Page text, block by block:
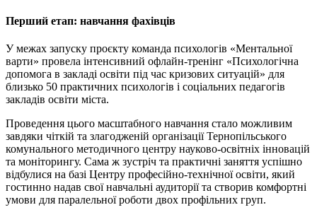
Перший етап: навчання фахівців
У межах запуску проєкту команда психологів «Ментальної
варти» провела інтенсивний офлайн-тренінг «Психологічна
допомога в закладі освіти під час кризових ситуацій» для
близько 50 практичних психологів і соціальних педагогів
закладів освіти міста.
Проведення цього масштабного навчання стало можливим
завдяки чіткій та злагодженій організації Тернопільського
комунального методичного центру науково-освітніх інновацій
та моніторингу. Сама ж зустріч та практичні заняття успішно
відбулися на базі Центру професійно-технічної освіти, який
гостинно надав свої навчальні аудиторії та створив комфортні
умови для паралельної роботи двох профільних груп.